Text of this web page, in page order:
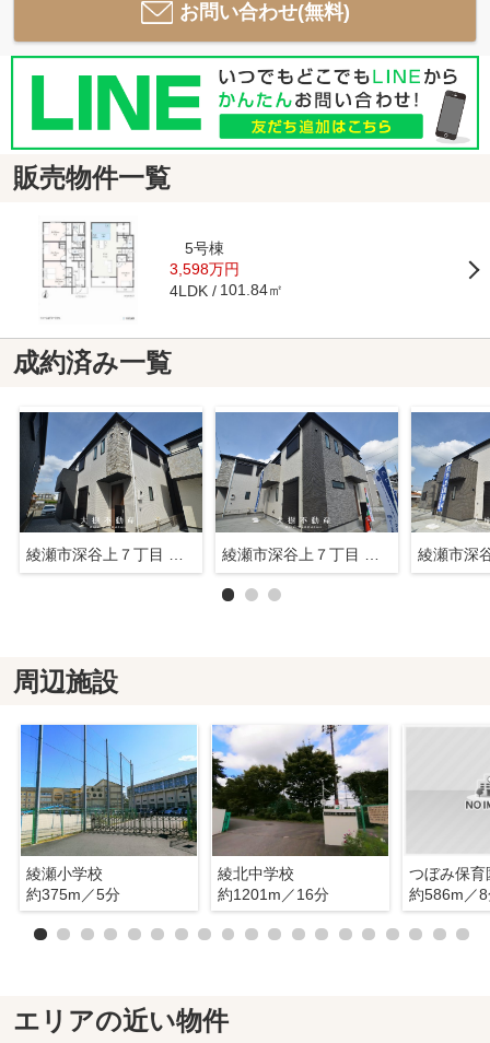
お問い合わせ(無料)
販売物件一覧
5号棟
3,598万円
4LDK 101.84㎡
成約済み一覧
綾瀬市深谷上７丁目 新築戸建て 全5棟【仲介手数料無料】 綾瀬市深谷上７丁目 新築戸建て 全5棟【仲介手数料無料】
周辺施設
綾瀬小学校
約375m／5分
綾北中学校
約1201m／16分
つぼみ保育
約586m／
エリアの近い物件